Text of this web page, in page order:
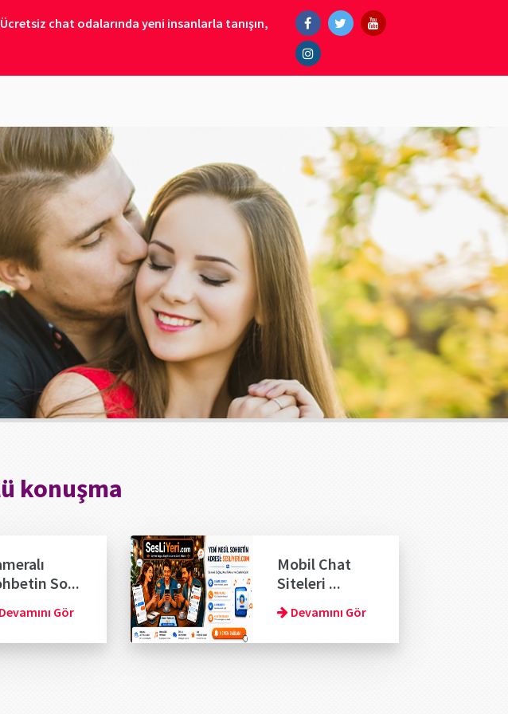
chat odalarında yeni insanlarla tanışın,
konuşma
So...
Devamını Gör
Mobil Chat
Siteleri ...
Devamını Gör